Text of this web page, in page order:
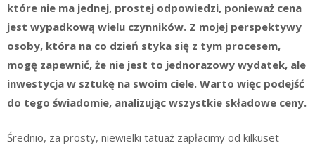
które nie ma jednej, prostej odpowiedzi, ponieważ cena
jest wypadkową wielu czynników. Z mojej perspektywy
osoby, która na co dzień styka się z tym procesem,
mogę zapewnić, że nie jest to jednorazowy wydatek, ale
inwestycja w sztukę na swoim ciele. Warto więc podejść
do tego świadomie, analizując wszystkie składowe ceny.
Średnio, za prosty, niewielki tatuaż zapłacimy od kilkuset